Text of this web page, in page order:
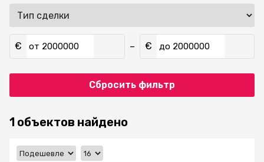
€ от – € до
Сбросить фильтр
1 объектов найдено